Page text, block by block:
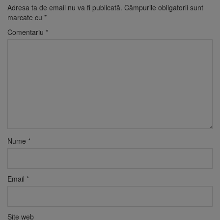
Adresa ta de email nu va fi publicată. Câmpurile obligatorii sunt
marcate cu *
Comentariu *
Nume *
Email *
Site web